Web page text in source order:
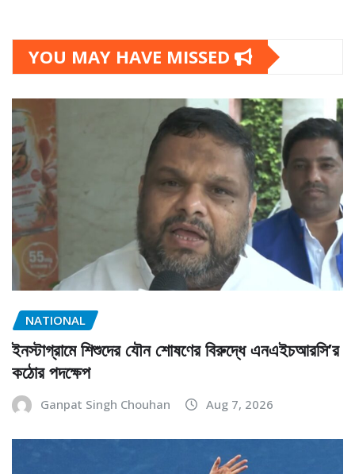
YOU MAY HAVE MISSED
NATIONAL
ইনস্টাগ্রামে শিশুদের যৌন শোষণের বিরুদ্ধে এনএইচআরসি’র
কঠোর পদক্ষেপ
Ganpat Singh Chouhan Aug 7, 2026